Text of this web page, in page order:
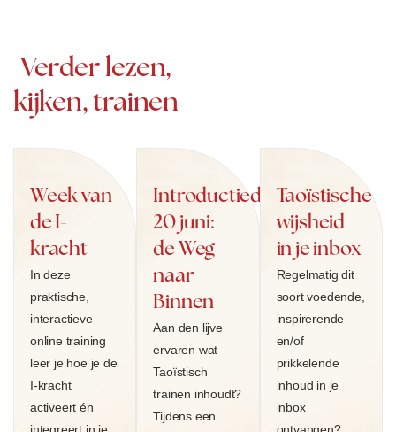
Verder lezen,
kijken, trainen
Week van
de I-
kracht
In deze
praktische,
interactieve
online training
leer je hoe je de
I-kracht
activeert én
Introductiedag
20 juni:
de Weg
naar
Binnen
Aan den lijve
ervaren wat
Taoïstisch
trainen inhoudt?
Tijdens een
Taoïstische
wijsheid
in je inbox
Regelmatig dit
soort voedende,
inspirerende
en/of
prikkelende
inhoud in je
inbox